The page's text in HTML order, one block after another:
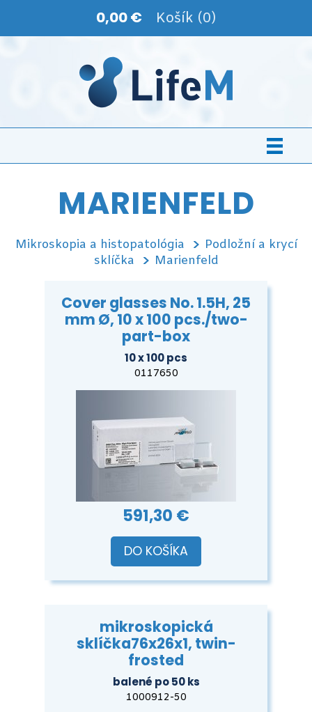
0,00 € Košík (0)
MARIENFELD
Mikroskopia a histopatológia
Podložní a krycí
sklíčka
Marienfeld
Cover glasses No. 1.5H, 25
mm Ø, 10 x 100 pcs./two-
part-box
10 x 100 pcs
0117650
591,30 €
DO KOŠÍKA
mikroskopická
sklíčka76x26x1, twin-
frosted
balené po 50 ks
1000912-50